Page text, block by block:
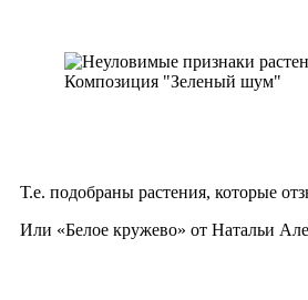
Композиция "Зеленый шум"
Т.е. подобраны растения, которые
Или «Белое кружево» от Натальи